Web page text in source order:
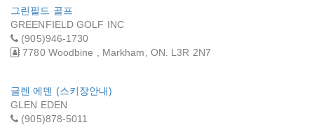
그린필드 골프
GREENFIELD GOLF INC
(905)946-1730
7780 Woodbine , Markham, ON. L3R 2N7
글렌 에덴 (스키장안내)
GLEN EDEN
(905)878-5011